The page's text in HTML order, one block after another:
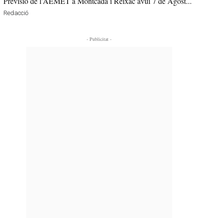
Redacció
- Publicitat -